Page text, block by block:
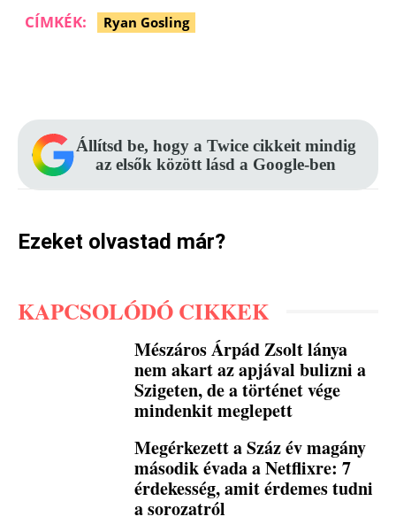
CÍMKÉK: Ryan Gosling
Állítsd be, hogy a Twice cikkeit mindig
az elsők között lásd a Google-ben
Ezeket olvastad már?
KAPCSOLÓDÓ CIKKEK
Mészáros Árpád Zsolt lánya
nem akart az apjával bulizni a
Szigeten, de a történet vége
mindenkit meglepett
Megérkezett a Száz év magány
második évada a Netflixre: 7
érdekesség, amit érdemes tudni
a sorozatról